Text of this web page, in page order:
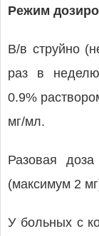
Режим
В/в струйно
раз в
0.9%
мг/мл.
Разовая
(максимум 2
У больных с